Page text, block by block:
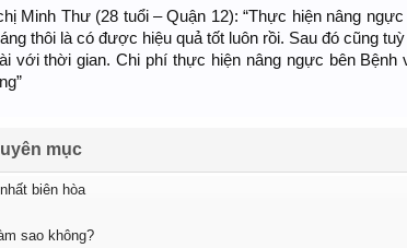
Minh Thư (28 tuổi – Quận 12): “Thực hiện nâng ngực
thôi là có được hiệu quả tốt luôn rồi. Sau đó cũng
với thời gian. Chi phí thực hiện nâng ngực bên Bệnh
mục
biên hòa
sao không?